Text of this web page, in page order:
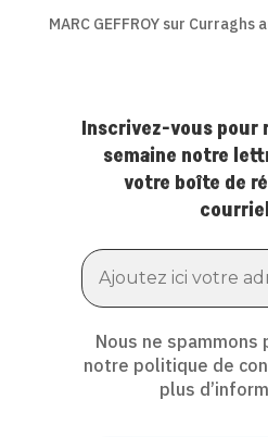
MARC GEFFROYsur Curraghs
Inscrivez-vous pour
semaine notre
votre boîte de
Nous ne spammons
notre politique de
plus